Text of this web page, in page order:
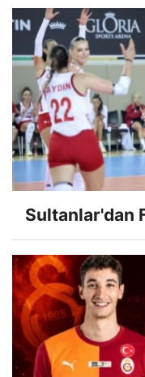
Sultanlar'dan